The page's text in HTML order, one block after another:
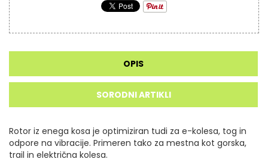
OPIS
SORODNI ARTIKLI
Rotor iz enega kosa je optimiziran tudi za e-kolesa, tog in
odpore na vibracije. Primeren tako za mestna kot gorska,
trail in električna kolesa.